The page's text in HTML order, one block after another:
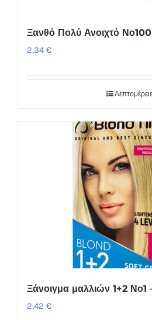
Ξανθό Πολύ Ανοιχτό
2,34 €
Ξάνοιγμα μαλλιών 1+2
2,42 €